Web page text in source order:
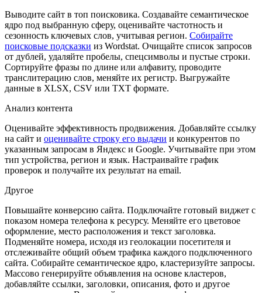
Выводите сайт в топ поисковика. Создавайте семантическое
ядро под выбранную сферу, оценивайте частотность и
сезонность ключевых слов, учитывая регион. Собирайте
поисковые подсказки из Wordstat. Очищайте список запросов
от дублей, удаляйте пробелы, спецсимволы и пустые строки.
Сортируйте фразы по длине или алфавиту, проводите
транслитерацию слов, меняйте их регистр. Выгружайте
данные в XLSX, CSV или TXT формате.
Анализ контента
Оценивайте эффективность продвижения. Добавляйте ссылку
на сайт и оценивайте строку его выдачи и конкурентов по
указанным запросам в Яндекс и Google. Учитывайте при этом
тип устройства, регион и язык. Настраивайте график
проверок и получайте их результат на email.
Другое
Повышайте конверсию сайта. Подключайте готовый виджет с
показом номера телефона к ресурсу. Меняйте его цветовое
оформление, место расположения и текст заголовка.
Подменяйте номера, исходя из геолокации посетителя и
отслеживайте общий объем трафика каждого подключенного
сайта. Собирайте семантическое ядро, кластеризуйте запросы.
Массово генерируйте объявления на основе кластеров,
добавляйте ссылки, заголовки, описания, фото и другое